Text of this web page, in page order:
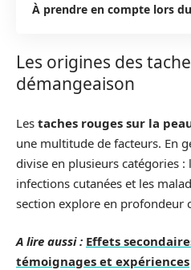
À prendre en compte lors
Les origines des
démangeaison
Les taches rouges sur la
une multitude de facteurs. En
divise en plusieurs catégories
infections cutanées et les
section explore en profondeur
A lire aussi : Effets
témoignages et expériences